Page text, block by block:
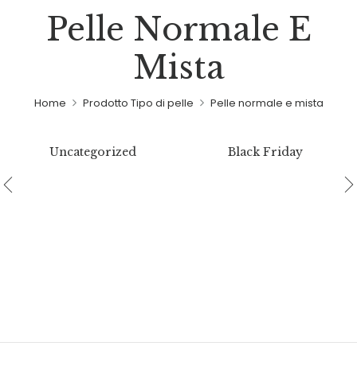
Pelle Normale E
Mista
Home Prodotto Tipo di pelle Pelle normale e mista
Uncategorized Black Friday